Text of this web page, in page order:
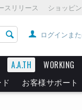
スリリース ショッピ
ログインま
A.A.TH WORKING
お客様サポート